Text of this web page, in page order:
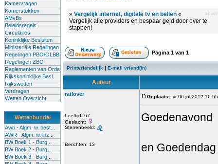
Kamervragen
Kamerstukken
AMvBs
Beleidsregels
Circulaires
Koninklijke Besluiten
Ministeriële Regelingen
Regelingen PBO/OLBB
Regelingen ZBO
Reglementen van Orde
Rijkskoninklijke Besl.
Rijkswetten
Verdragen
Wetten Overzicht
Wettenbundel
Awb - Algm. w. best...
AWR - Algm. w. inz...
BW Boek 1 - Burg...
BW Boek 2 - Burg...
BW Boek 3 - Burg...
» Vergelijk internet, digitale tv en bellen «
Vergelijk alle providers en bespaar geld door over te
stappen!
Pagina 1 van 1
Printvriendelijk | E-mail vriend(in)
Auteur
ratlover
Leeftijd: 67
Geslacht:
Sterrenbeeld:
Berichten: 13
Geplaatst: vr 06 jul 2012 16:55
Goedenavond
en